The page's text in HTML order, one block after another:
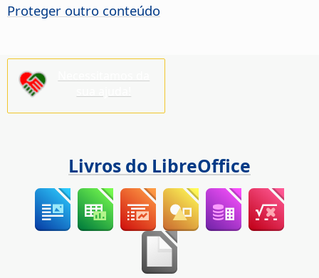
Proteger outro conteúdo
Livros do LibreOffice